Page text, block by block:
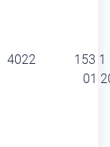
4022
153 1
01